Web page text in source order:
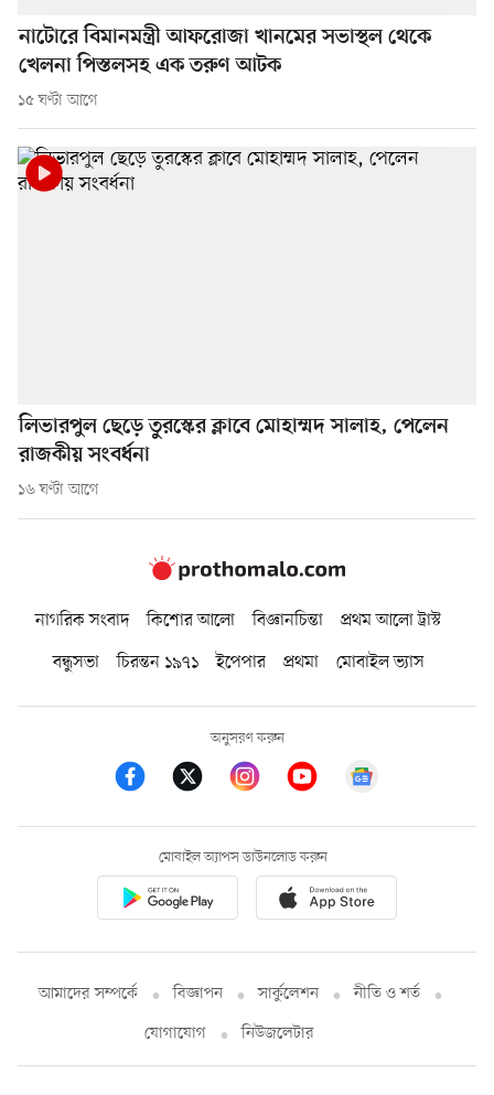
নাটোরে বিমানমন্ত্রী আফরোজা খানমের সভাস্থল থেকে
খেলনা পিস্তলসহ এক তরুণ আটক
১৫ ঘণ্টা আগে
লিভারপুল ছেড়ে তুরস্কের ক্লাবে মোহাম্মদ সালাহ, পেলেন
রাজকীয় সংবর্ধনা
১৬ ঘণ্টা আগে
নাগরিক সংবাদ কিশোর আলো বিজ্ঞানচিন্তা
প্রথম আলো ট্রাস্ট
বন্ধুসভা
চিরন্তন ১৯৭১ ইপেপার প্রথমা মোবাইল ভ্যাস
অনুসরণ করুন
মোবাইল অ্যাপস ডাউনলোড করুন
আমাদের সম্পর্কে বিজ্ঞাপন সার্কুলেশন
নীতি ও শর্ত
যোগাযোগ
নিউজলেটার